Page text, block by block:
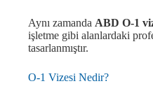
Aynı zamanda ABD O-1
işletme gibi alanlardaki
tasarlanmıştır.
O-1 Vizesi Nedir?